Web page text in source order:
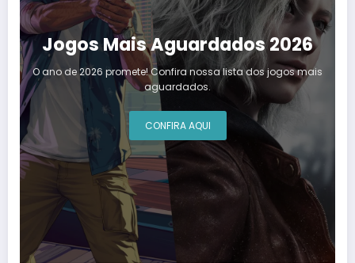
Jogos Mais Aguardados 2026
O ano de 2026 promete! Confira nossa lista dos jogos mais
aguardados.
CONFIRA AQUI